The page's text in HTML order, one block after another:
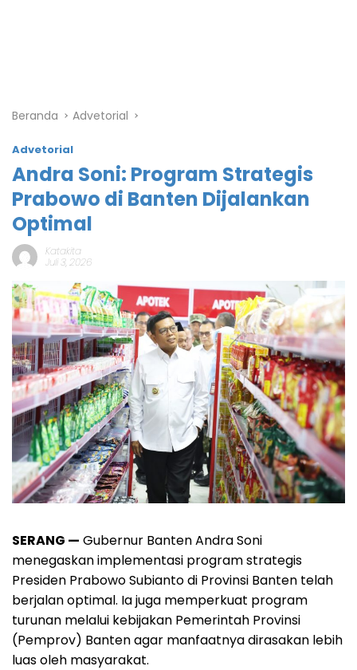
Beranda Advetorial
Advetorial
Andra Soni: Program Strategis
Prabowo di Banten Dijalankan
Optimal
Katakita
Juli 3, 2026
SERANG — Gubernur Banten Andra Soni
menegaskan implementasi program strategis
Presiden Prabowo Subianto di Provinsi Banten telah
berjalan optimal. Ia juga memperkuat program
turunan melalui kebijakan Pemerintah Provinsi
(Pemprov) Banten agar manfaatnya dirasakan lebih
luas oleh masyarakat.